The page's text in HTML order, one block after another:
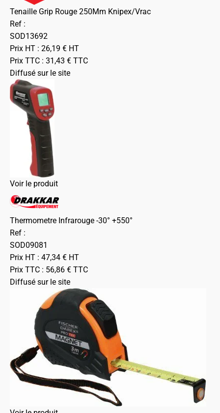
Tenaille Grip Rouge 250Mm Knipex/Vrac
Ref :
SOD13692
Prix HT : 26,19 € HT
Prix TTC : 31,43 € TTC
Diffusé sur le site
Voir le produit
Thermometre Infrarouge -30° +550°
Ref :
SOD09081
Prix HT : 47,34 € HT
Prix TTC : 56,86 € TTC
Diffusé sur le site